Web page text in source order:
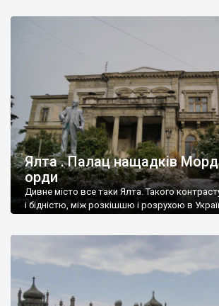
Ялта . Палац нащадків
орди
Дивне місто все таки Ялта. Такого
і бідністю, між розкішшю і розрухою в